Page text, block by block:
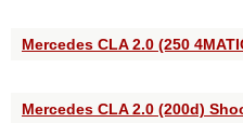
Mercedes CLA 2.0 (250
Mercedes CLA 2.0 (200d)